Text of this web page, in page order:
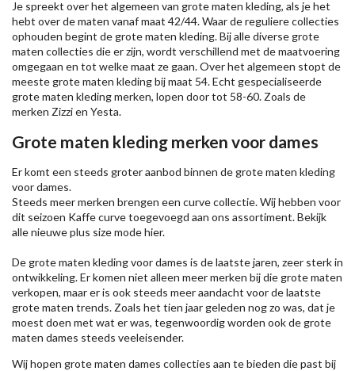
Je spreekt over het algemeen van grote maten kleding, als je het
hebt over de maten vanaf maat 42/44. Waar de reguliere collecties
ophouden begint de grote maten kleding. Bij alle diverse grote
maten collecties die er zijn, wordt verschillend met de maatvoering
omgegaan en tot welke maat ze gaan. Over het algemeen stopt de
meeste grote maten kleding bij maat 54. Echt gespecialiseerde
grote maten kleding merken, lopen door tot 58-60. Zoals de
merken Zizzien Yesta.
Grote maten kleding merken voor dames
Er komt een steeds groter aanbod binnen de grote maten kleding
voor dames.
Steeds meer merken brengen een curve collectie. Wij hebben voor
dit seizoen Kaffecurve toegevoegd aan ons assortiment. Bekijk
alle nieuweplus size modehier.
De grote maten kleding voor dames is de laatste jaren, zeer sterk in
ontwikkeling. Er komen niet alleen meer merken bij die grote maten
verkopen, maar er is ook steeds meer aandacht voor de laatste
grote maten trends. Zoals het tien jaar geleden nog zo was, dat je
moest doen met wat er was, tegenwoordig worden ook de grote
maten dames steeds veeleisender.
Wij hopen grote maten dames collecties aan te bieden die past bij